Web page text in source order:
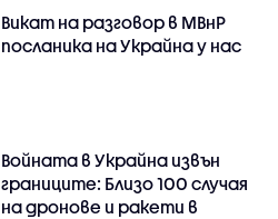
Викат на разговор в МВнР
посланика на Украйна у нас
Войната в Украйна извън
границите: Близо 100 случая
на дронове и ракети в